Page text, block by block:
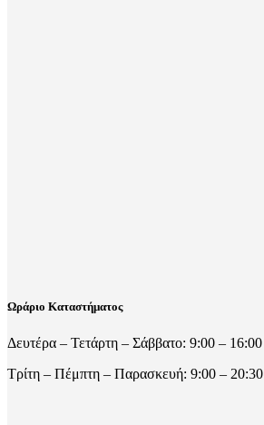
Ωράριο Καταστήματος
Δευτέρα – Τετάρτη – Σάββατο: 9:00 – 16:00
Τρίτη – Πέμπτη – Παρασκευή: 9:00 – 20:30